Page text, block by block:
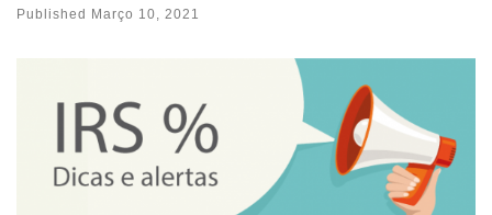
Published Março 10, 2021